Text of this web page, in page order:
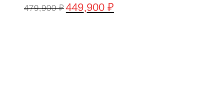
479,900₽ Первоначальная
449,900 ₽